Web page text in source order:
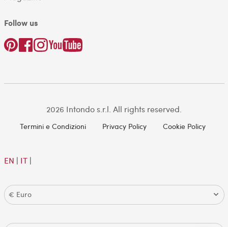
Follow us
2026 Intondo s.r.l. All rights reserved.
Termini e Condizioni Privacy Policy Cookie Policy
EN | IT|